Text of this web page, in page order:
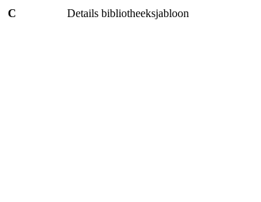
C Details bibliotheeksjabloon